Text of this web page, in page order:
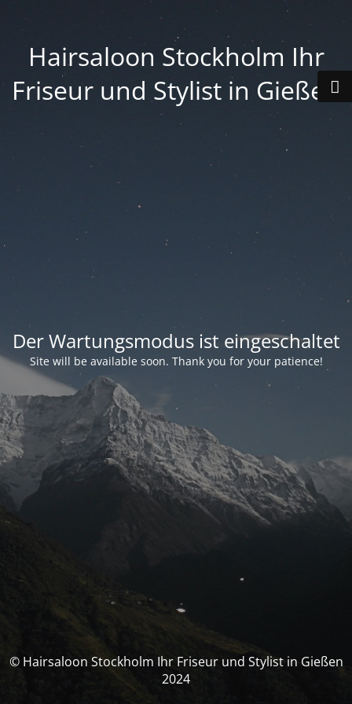
Hairsaloon Stockholm Ihr
Friseur und Stylist in Gießen
Der Wartungsmodus ist eingeschaltet
Site will be available soon. Thank you for your patience!
© Hairsaloon Stockholm Ihr Friseur und Stylist in Gießen
2024